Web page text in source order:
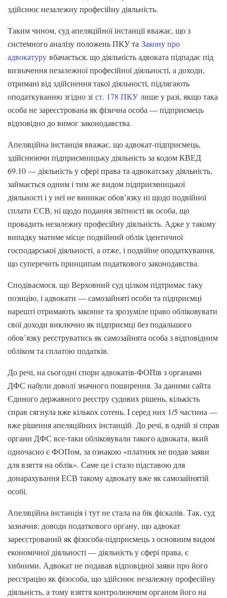
здійснює незалежну професійну діяльність.
Таким чином, суд апеляційної інстанції вважає, що з
системного аналізу положень ПКУ та Закону про
адвокатуру вбачається, що діяльність адвоката підпадає під
визначення незалежної професійної діяльності, а доходи,
отримані від здійснення такої діяльності, підлягають
оподаткуванню згідно зі ст. 178 ПКУлише у разі, якщо така
особа не зареєстрована як фізична особа — підприємець
відповідно до вимог законодавства.
Апеляційна інстанція вважає, що адвокат-підприємець,
здійснюючи підприємницьку діяльність за кодом КВЕД
69.10 — діяльність у сфері права та адвокатську діяльність,
займається одним і тим же видом підприємницької
діяльності і у неї не виникає обов’язку ні щодо подвійної
сплати ЄСВ, ні щодо подання звітності як особа, що
провадить незалежну професійну діяльність. Адже у такому
випадку матиме місце подвійний облік ідентичної
господарської діяльності, а отже, і подвійне оподаткування,
що суперечить принципам податкового законодавства.
Сподіваємося, що Верховний суд цілком підтримає таку
позицію, і адвокати — самозайняті особи та підприємці
нарешті отримають законне та зрозуміле право обліковувати
свої доходи виключно як підприємці без подальшого
обов’язку реєструватись як самозайнята особа з відповідним
обліком та сплатою податків.
До речі, на сьогодні спори адвокатів-ФОПів з органами
ДФС набули доволі значного поширення. За даними сайта
Єдиного державного реєстру судових рішень, кількість
справ сягнула вже кількох сотень. I серед них 1/5 частина —
вже рішення апеляційних інстанцій. До речі, в одній зі справ
органи ДФС все-таки обліковували такого адвоката, який
одночасно є ФОПом, за ознакою «платник не подав заяви
для взяття на облік». Саме це і стало підставою для
донарахування ЕСВ такому адвокату вже як самозайнятій
особі.
Апеляційна інстанція і тут не стала на бік фіскалів. Так, суд
зазначив: доводи податкового органу, що адвокат
зареєстрований як фізособа-підприємець з основним видом
економічної діяльності — діяльність у сфері права, є
хибними. Адвокат не подавав відповідної заяви про його
реєстрацію як фізособа, що здійснює незалежну професійну
діяльність, а тому взяття контролюючим органом його на